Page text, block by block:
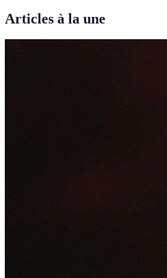
Articles à la une